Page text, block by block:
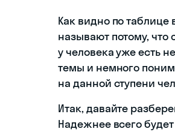
Как видно по таблице
называют потому, что
у человека уже есть
темы и немного
на данной ступени
Итак, давайте
Надежнее всего